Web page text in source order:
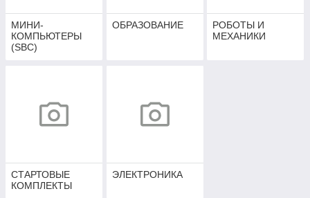
МИНИ-
КОМПЬЮТЕРЫ
(SBC)
ОБРАЗОВАНИЕ
РОБОТЫ И
МЕХАНИКИ
СТАРТОВЫЕ
КОМПЛЕКТЫ
ЭЛЕКТРОНИКА